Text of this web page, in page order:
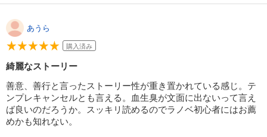
【電子版限定特典付き】神達に拾われた男14
あらすじを表示する
【電子版限定特典付き】神達に拾われた男15
1,430 円 (税込)
カート
あうら
購入済み
綺麗なストーリー
善意、善行と言ったストーリー性が重き置かれている感じ。テ
ンプレキャンセルとも言える。血生臭が文面に出ないって言え
ば良いのだろうか。スッキリ読めるのでラノベ初心者にはお薦
めかも知れない。